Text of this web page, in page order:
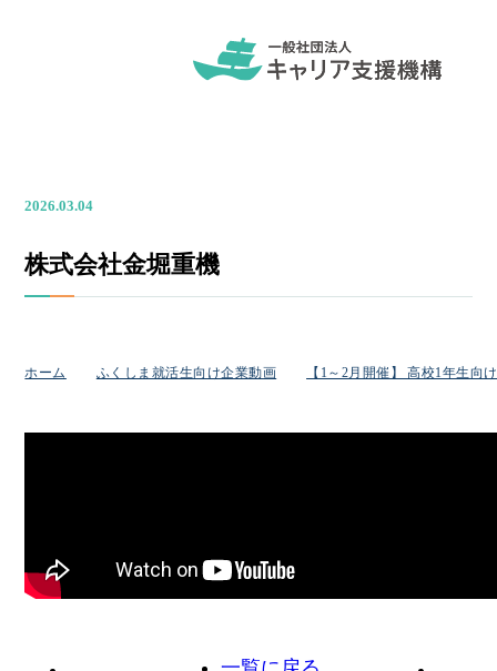
2026.03.04
株式会社金堀重機
ホーム ふくしま就活生向け企業動画 【1～2月開催】 高校1年生向